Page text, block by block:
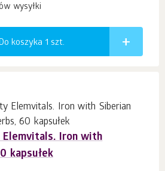
wysyłki
koszyka 1 szt.
Iron with
kapsułek